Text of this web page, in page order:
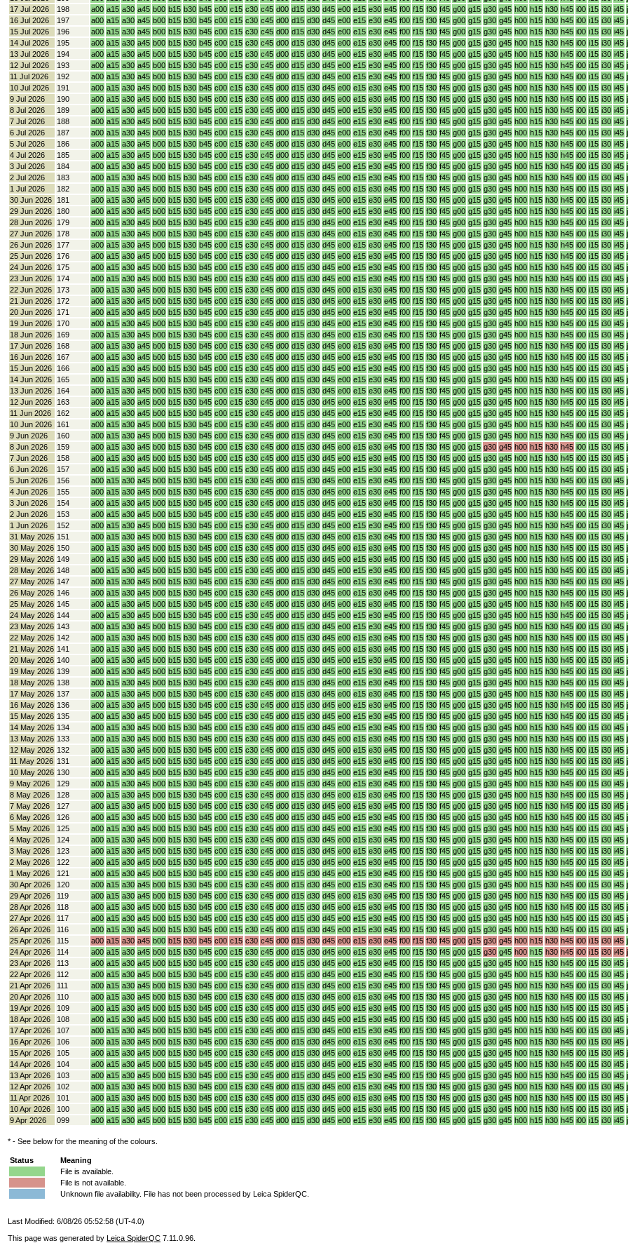
17 Jul 2026
198 a00 a15 a30 a45 b00 b15 b30 b45 c00 c15 c30 c45 d00 d15 d30 d45 e00 e15 e30 e45 f00 f15 f30 f45 g00 g15 g30 g45 h00 h15 h30 h45 i00 i15 i30 i45
16 Jul 2026
197 a00 a15 a30 a45 b00 b15 b30 b45 c00 c15 c30 c45 d00 d15 d30 d45 e00 e15 e30 e45 f00 f15 f30 f45 g00 g15 g30 g45 h00 h15 h30 h45 i00 i15 i30 i45
15 Jul 2026
196 a00 a15 a30 a45 b00 b15 b30 b45 c00 c15 c30 c45 d00 d15 d30 d45 e00 e15 e30 e45 f00 f15 f30 f45 g00 g15 g30 g45 h00 h15 h30 h45 i00 i15 i30 i45
14 Jul 2026
195 a00 a15 a30 a45 b00 b15 b30 b45 c00 c15 c30 c45 d00 d15 d30 d45 e00 e15 e30 e45 f00 f15 f30 f45 g00 g15 g30 g45 h00 h15 h30 h45 i00 i15 i30 i45
13 Jul 2026
194 a00 a15 a30 a45 b00 b15 b30 b45 c00 c15 c30 c45 d00 d15 d30 d45 e00 e15 e30 e45 f00 f15 f30 f45 g00 g15 g30 g45 h00 h15 h30 h45 i00 i15 i30 i45
12 Jul 2026
193 a00 a15 a30 a45 b00 b15 b30 b45 c00 c15 c30 c45 d00 d15 d30 d45 e00 e15 e30 e45 f00 f15 f30 f45 g00 g15 g30 g45 h00 h15 h30 h45 i00 i15 i30 i45
11 Jul 2026
192 a00 a15 a30 a45 b00 b15 b30 b45 c00 c15 c30 c45 d00 d15 d30 d45 e00 e15 e30 e45 f00 f15 f30 f45 g00 g15 g30 g45 h00 h15 h30 h45 i00 i15 i30 i45
10 Jul 2026
191 a00 a15 a30 a45 b00 b15 b30 b45 c00 c15 c30 c45 d00 d15 d30 d45 e00 e15 e30 e45 f00 f15 f30 f45 g00 g15 g30 g45 h00 h15 h30 h45 i00 i15 i30 i45
9 Jul 2026
190 a00 a15 a30 a45 b00 b15 b30 b45 c00 c15 c30 c45 d00 d15 d30 d45 e00 e15 e30 e45 f00 f15 f30 f45 g00 g15 g30 g45 h00 h15 h30 h45 i00 i15 i30 i45
8 Jul 2026
189 a00 a15 a30 a45 b00 b15 b30 b45 c00 c15 c30 c45 d00 d15 d30 d45 e00 e15 e30 e45 f00 f15 f30 f45 g00 g15 g30 g45 h00 h15 h30 h45 i00 i15 i30 i45
7 Jul 2026
188 a00 a15 a30 a45 b00 b15 b30 b45 c00 c15 c30 c45 d00 d15 d30 d45 e00 e15 e30 e45 f00 f15 f30 f45 g00 g15 g30 g45 h00 h15 h30 h45 i00 i15 i30 i45
6 Jul 2026
187 a00 a15 a30 a45 b00 b15 b30 b45 c00 c15 c30 c45 d00 d15 d30 d45 e00 e15 e30 e45 f00 f15 f30 f45 g00 g15 g30 g45 h00 h15 h30 h45 i00 i15 i30 i45
5 Jul 2026
186 a00 a15 a30 a45 b00 b15 b30 b45 c00 c15 c30 c45 d00 d15 d30 d45 e00 e15 e30 e45 f00 f15 f30 f45 g00 g15 g30 g45 h00 h15 h30 h45 i00 i15 i30 i45
4 Jul 2026
185 a00 a15 a30 a45 b00 b15 b30 b45 c00 c15 c30 c45 d00 d15 d30 d45 e00 e15 e30 e45 f00 f15 f30 f45 g00 g15 g30 g45 h00 h15 h30 h45 i00 i15 i30 i45
3 Jul 2026
184 a00 a15 a30 a45 b00 b15 b30 b45 c00 c15 c30 c45 d00 d15 d30 d45 e00 e15 e30 e45 f00 f15 f30 f45 g00 g15 g30 g45 h00 h15 h30 h45 i00 i15 i30 i45
2 Jul 2026
183 a00 a15 a30 a45 b00 b15 b30 b45 c00 c15 c30 c45 d00 d15 d30 d45 e00 e15 e30 e45 f00 f15 f30 f45 g00 g15 g30 g45 h00 h15 h30 h45 i00 i15 i30 i45
1 Jul 2026
182 a00 a15 a30 a45 b00 b15 b30 b45 c00 c15 c30 c45 d00 d15 d30 d45 e00 e15 e30 e45 f00 f15 f30 f45 g00 g15 g30 g45 h00 h15 h30 h45 i00 i15 i30 i45
30 Jun 2026
181 a00 a15 a30 a45 b00 b15 b30 b45 c00 c15 c30 c45 d00 d15 d30 d45 e00 e15 e30 e45 f00 f15 f30 f45 g00 g15 g30 g45 h00 h15 h30 h45 i00 i15 i30 i45
29 Jun 2026
180 a00 a15 a30 a45 b00 b15 b30 b45 c00 c15 c30 c45 d00 d15 d30 d45 e00 e15 e30 e45 f00 f15 f30 f45 g00 g15 g30 g45 h00 h15 h30 h45 i00 i15 i30 i45
28 Jun 2026
179 a00 a15 a30 a45 b00 b15 b30 b45 c00 c15 c30 c45 d00 d15 d30 d45 e00 e15 e30 e45 f00 f15 f30 f45 g00 g15 g30 g45 h00 h15 h30 h45 i00 i15 i30 i45
27 Jun 2026
178 a00 a15 a30 a45 b00 b15 b30 b45 c00 c15 c30 c45 d00 d15 d30 d45 e00 e15 e30 e45 f00 f15 f30 f45 g00 g15 g30 g45 h00 h15 h30 h45 i00 i15 i30 i45
26 Jun 2026
177 a00 a15 a30 a45 b00 b15 b30 b45 c00 c15 c30 c45 d00 d15 d30 d45 e00 e15 e30 e45 f00 f15 f30 f45 g00 g15 g30 g45 h00 h15 h30 h45 i00 i15 i30 i45
25 Jun 2026
176 a00 a15 a30 a45 b00 b15 b30 b45 c00 c15 c30 c45 d00 d15 d30 d45 e00 e15 e30 e45 f00 f15 f30 f45 g00 g15 g30 g45 h00 h15 h30 h45 i00 i15 i30 i45
24 Jun 2026
175 a00 a15 a30 a45 b00 b15 b30 b45 c00 c15 c30 c45 d00 d15 d30 d45 e00 e15 e30 e45 f00 f15 f30 f45 g00 g15 g30 g45 h00 h15 h30 h45 i00 i15 i30 i45
23 Jun 2026
174 a00 a15 a30 a45 b00 b15 b30 b45 c00 c15 c30 c45 d00 d15 d30 d45 e00 e15 e30 e45 f00 f15 f30 f45 g00 g15 g30 g45 h00 h15 h30 h45 i00 i15 i30 i45
22 Jun 2026
173 a00 a15 a30 a45 b00 b15 b30 b45 c00 c15 c30 c45 d00 d15 d30 d45 e00 e15 e30 e45 f00 f15 f30 f45 g00 g15 g30 g45 h00 h15 h30 h45 i00 i15 i30 i45
21 Jun 2026
172 a00 a15 a30 a45 b00 b15 b30 b45 c00 c15 c30 c45 d00 d15 d30 d45 e00 e15 e30 e45 f00 f15 f30 f45 g00 g15 g30 g45 h00 h15 h30 h45 i00 i15 i30 i45
20 Jun 2026
171 a00 a15 a30 a45 b00 b15 b30 b45 c00 c15 c30 c45 d00 d15 d30 d45 e00 e15 e30 e45 f00 f15 f30 f45 g00 g15 g30 g45 h00 h15 h30 h45 i00 i15 i30 i45
19 Jun 2026
170 a00 a15 a30 a45 b00 b15 b30 b45 c00 c15 c30 c45 d00 d15 d30 d45 e00 e15 e30 e45 f00 f15 f30 f45 g00 g15 g30 g45 h00 h15 h30 h45 i00 i15 i30 i45
18 Jun 2026
169 a00 a15 a30 a45 b00 b15 b30 b45 c00 c15 c30 c45 d00 d15 d30 d45 e00 e15 e30 e45 f00 f15 f30 f45 g00 g15 g30 g45 h00 h15 h30 h45 i00 i15 i30 i45
17 Jun 2026
168 a00 a15 a30 a45 b00 b15 b30 b45 c00 c15 c30 c45 d00 d15 d30 d45 e00 e15 e30 e45 f00 f15 f30 f45 g00 g15 g30 g45 h00 h15 h30 h45 i00 i15 i30 i45
16 Jun 2026
167 a00 a15 a30 a45 b00 b15 b30 b45 c00 c15 c30 c45 d00 d15 d30 d45 e00 e15 e30 e45 f00 f15 f30 f45 g00 g15 g30 g45 h00 h15 h30 h45 i00 i15 i30 i45
15 Jun 2026
166 a00 a15 a30 a45 b00 b15 b30 b45 c00 c15 c30 c45 d00 d15 d30 d45 e00 e15 e30 e45 f00 f15 f30 f45 g00 g15 g30 g45 h00 h15 h30 h45 i00 i15 i30 i45
14 Jun 2026
165 a00 a15 a30 a45 b00 b15 b30 b45 c00 c15 c30 c45 d00 d15 d30 d45 e00 e15 e30 e45 f00 f15 f30 f45 g00 g15 g30 g45 h00 h15 h30 h45 i00 i15 i30 i45
13 Jun 2026
164 a00 a15 a30 a45 b00 b15 b30 b45 c00 c15 c30 c45 d00 d15 d30 d45 e00 e15 e30 e45 f00 f15 f30 f45 g00 g15 g30 g45 h00 h15 h30 h45 i00 i15 i30 i45
12 Jun 2026
163 a00 a15 a30 a45 b00 b15 b30 b45 c00 c15 c30 c45 d00 d15 d30 d45 e00 e15 e30 e45 f00 f15 f30 f45 g00 g15 g30 g45 h00 h15 h30 h45 i00 i15 i30 i45
11 Jun 2026
162 a00 a15 a30 a45 b00 b15 b30 b45 c00 c15 c30 c45 d00 d15 d30 d45 e00 e15 e30 e45 f00 f15 f30 f45 g00 g15 g30 g45 h00 h15 h30 h45 i00 i15 i30 i45
10 Jun 2026
161 a00 a15 a30 a45 b00 b15 b30 b45 c00 c15 c30 c45 d00 d15 d30 d45 e00 e15 e30 e45 f00 f15 f30 f45 g00 g15 g30 g45 h00 h15 h30 h45 i00 i15 i30 i45
9 Jun 2026
160 a00 a15 a30 a45 b00 b15 b30 b45 c00 c15 c30 c45 d00 d15 d30 d45 e00 e15 e30 e45 f00 f15 f30 f45 g00 g15 g30 g45 h00 h15 h30 h45 i00 i15 i30 i45
8 Jun 2026
159 a00 a15 a30 a45 b00 b15 b30 b45 c00 c15 c30 c45 d00 d15 d30 d45 e00 e15 e30 e45 f00 f15 f30 f45 g00 g15 g30 g45 h00 h15 h30 h45 i00 i15 i30 i45
7 Jun 2026
158 a00 a15 a30 a45 b00 b15 b30 b45 c00 c15 c30 c45 d00 d15 d30 d45 e00 e15 e30 e45 f00 f15 f30 f45 g00 g15 g30 g45 h00 h15 h30 h45 i00 i15 i30 i45
6 Jun 2026
157 a00 a15 a30 a45 b00 b15 b30 b45 c00 c15 c30 c45 d00 d15 d30 d45 e00 e15 e30 e45 f00 f15 f30 f45 g00 g15 g30 g45 h00 h15 h30 h45 i00 i15 i30 i45
5 Jun 2026
156 a00 a15 a30 a45 b00 b15 b30 b45 c00 c15 c30 c45 d00 d15 d30 d45 e00 e15 e30 e45 f00 f15 f30 f45 g00 g15 g30 g45 h00 h15 h30 h45 i00 i15 i30 i45
4 Jun 2026
155 a00 a15 a30 a45 b00 b15 b30 b45 c00 c15 c30 c45 d00 d15 d30 d45 e00 e15 e30 e45 f00 f15 f30 f45 g00 g15 g30 g45 h00 h15 h30 h45 i00 i15 i30 i45
3 Jun 2026
154 a00 a15 a30 a45 b00 b15 b30 b45 c00 c15 c30 c45 d00 d15 d30 d45 e00 e15 e30 e45 f00 f15 f30 f45 g00 g15 g30 g45 h00 h15 h30 h45 i00 i15 i30 i45
2 Jun 2026
153 a00 a15 a30 a45 b00 b15 b30 b45 c00 c15 c30 c45 d00 d15 d30 d45 e00 e15 e30 e45 f00 f15 f30 f45 g00 g15 g30 g45 h00 h15 h30 h45 i00 i15 i30 i45
1 Jun 2026
152 a00 a15 a30 a45 b00 b15 b30 b45 c00 c15 c30 c45 d00 d15 d30 d45 e00 e15 e30 e45 f00 f15 f30 f45 g00 g15 g30 g45 h00 h15 h30 h45 i00 i15 i30 i45
31 May 2026 151 a00 a15 a30 a45 b00 b15 b30 b45 c00 c15 c30 c45 d00 d15 d30 d45 e00 e15 e30 e45 f00 f15 f30 f45 g00 g15 g30 g45 h00 h15 h30 h45 i00 i15 i30 i45
30 May 2026 150 a00 a15 a30 a45 b00 b15 b30 b45 c00 c15 c30 c45 d00 d15 d30 d45 e00 e15 e30 e45 f00 f15 f30 f45 g00 g15 g30 g45 h00 h15 h30 h45 i00 i15 i30 i45
29 May 2026 149 a00 a15 a30 a45 b00 b15 b30 b45 c00 c15 c30 c45 d00 d15 d30 d45 e00 e15 e30 e45 f00 f15 f30 f45 g00 g15 g30 g45 h00 h15 h30 h45 i00 i15 i30 i45
28 May 2026 148 a00 a15 a30 a45 b00 b15 b30 b45 c00 c15 c30 c45 d00 d15 d30 d45 e00 e15 e30 e45 f00 f15 f30 f45 g00 g15 g30 g45 h00 h15 h30 h45 i00 i15 i30 i45
27 May 2026 147 a00 a15 a30 a45 b00 b15 b30 b45 c00 c15 c30 c45 d00 d15 d30 d45 e00 e15 e30 e45 f00 f15 f30 f45 g00 g15 g30 g45 h00 h15 h30 h45 i00 i15 i30 i45
26 May 2026 146 a00 a15 a30 a45 b00 b15 b30 b45 c00 c15 c30 c45 d00 d15 d30 d45 e00 e15 e30 e45 f00 f15 f30 f45 g00 g15 g30 g45 h00 h15 h30 h45 i00 i15 i30 i45
25 May 2026 145 a00 a15 a30 a45 b00 b15 b30 b45 c00 c15 c30 c45 d00 d15 d30 d45 e00 e15 e30 e45 f00 f15 f30 f45 g00 g15 g30 g45 h00 h15 h30 h45 i00 i15 i30 i45
24 May 2026 144 a00 a15 a30 a45 b00 b15 b30 b45 c00 c15 c30 c45 d00 d15 d30 d45 e00 e15 e30 e45 f00 f15 f30 f45 g00 g15 g30 g45 h00 h15 h30 h45 i00 i15 i30 i45
23 May 2026 143 a00 a15 a30 a45 b00 b15 b30 b45 c00 c15 c30 c45 d00 d15 d30 d45 e00 e15 e30 e45 f00 f15 f30 f45 g00 g15 g30 g45 h00 h15 h30 h45 i00 i15 i30 i45
22 May 2026 142 a00 a15 a30 a45 b00 b15 b30 b45 c00 c15 c30 c45 d00 d15 d30 d45 e00 e15 e30 e45 f00 f15 f30 f45 g00 g15 g30 g45 h00 h15 h30 h45 i00 i15 i30 i45
21 May 2026 141 a00 a15 a30 a45 b00 b15 b30 b45 c00 c15 c30 c45 d00 d15 d30 d45 e00 e15 e30 e45 f00 f15 f30 f45 g00 g15 g30 g45 h00 h15 h30 h45 i00 i15 i30 i45
20 May 2026 140 a00 a15 a30 a45 b00 b15 b30 b45 c00 c15 c30 c45 d00 d15 d30 d45 e00 e15 e30 e45 f00 f15 f30 f45 g00 g15 g30 g45 h00 h15 h30 h45 i00 i15 i30 i45
19 May 2026 139 a00 a15 a30 a45 b00 b15 b30 b45 c00 c15 c30 c45 d00 d15 d30 d45 e00 e15 e30 e45 f00 f15 f30 f45 g00 g15 g30 g45 h00 h15 h30 h45 i00 i15 i30 i45
18 May 2026 138 a00 a15 a30 a45 b00 b15 b30 b45 c00 c15 c30 c45 d00 d15 d30 d45 e00 e15 e30 e45 f00 f15 f30 f45 g00 g15 g30 g45 h00 h15 h30 h45 i00 i15 i30 i45
17 May 2026 137 a00 a15 a30 a45 b00 b15 b30 b45 c00 c15 c30 c45 d00 d15 d30 d45 e00 e15 e30 e45 f00 f15 f30 f45 g00 g15 g30 g45 h00 h15 h30 h45 i00 i15 i30 i45
16 May 2026 136 a00 a15 a30 a45 b00 b15 b30 b45 c00 c15 c30 c45 d00 d15 d30 d45 e00 e15 e30 e45 f00 f15 f30 f45 g00 g15 g30 g45 h00 h15 h30 h45 i00 i15 i30 i45
15 May 2026 135 a00 a15 a30 a45 b00 b15 b30 b45 c00 c15 c30 c45 d00 d15 d30 d45 e00 e15 e30 e45 f00 f15 f30 f45 g00 g15 g30 g45 h00 h15 h30 h45 i00 i15 i30 i45
14 May 2026 134 a00 a15 a30 a45 b00 b15 b30 b45 c00 c15 c30 c45 d00 d15 d30 d45 e00 e15 e30 e45 f00 f15 f30 f45 g00 g15 g30 g45 h00 h15 h30 h45 i00 i15 i30 i45
13 May 2026 133 a00 a15 a30 a45 b00 b15 b30 b45 c00 c15 c30 c45 d00 d15 d30 d45 e00 e15 e30 e45 f00 f15 f30 f45 g00 g15 g30 g45 h00 h15 h30 h45 i00 i15 i30 i45
12 May 2026 132 a00 a15 a30 a45 b00 b15 b30 b45 c00 c15 c30 c45 d00 d15 d30 d45 e00 e15 e30 e45 f00 f15 f30 f45 g00 g15 g30 g45 h00 h15 h30 h45 i00 i15 i30 i45
11 May 2026 131 a00 a15 a30 a45 b00 b15 b30 b45 c00 c15 c30 c45 d00 d15 d30 d45 e00 e15 e30 e45 f00 f15 f30 f45 g00 g15 g30 g45 h00 h15 h30 h45 i00 i15 i30 i45
10 May 2026 130 a00 a15 a30 a45 b00 b15 b30 b45 c00 c15 c30 c45 d00 d15 d30 d45 e00 e15 e30 e45 f00 f15 f30 f45 g00 g15 g30 g45 h00 h15 h30 h45 i00 i15 i30 i45
9 May 2026
129 a00 a15 a30 a45 b00 b15 b30 b45 c00 c15 c30 c45 d00 d15 d30 d45 e00 e15 e30 e45 f00 f15 f30 f45 g00 g15 g30 g45 h00 h15 h30 h45 i00 i15 i30 i45
8 May 2026
128 a00 a15 a30 a45 b00 b15 b30 b45 c00 c15 c30 c45 d00 d15 d30 d45 e00 e15 e30 e45 f00 f15 f30 f45 g00 g15 g30 g45 h00 h15 h30 h45 i00 i15 i30 i45
7 May 2026
127 a00 a15 a30 a45 b00 b15 b30 b45 c00 c15 c30 c45 d00 d15 d30 d45 e00 e15 e30 e45 f00 f15 f30 f45 g00 g15 g30 g45 h00 h15 h30 h45 i00 i15 i30 i45
6 May 2026
126 a00 a15 a30 a45 b00 b15 b30 b45 c00 c15 c30 c45 d00 d15 d30 d45 e00 e15 e30 e45 f00 f15 f30 f45 g00 g15 g30 g45 h00 h15 h30 h45 i00 i15 i30 i45
5 May 2026
125 a00 a15 a30 a45 b00 b15 b30 b45 c00 c15 c30 c45 d00 d15 d30 d45 e00 e15 e30 e45 f00 f15 f30 f45 g00 g15 g30 g45 h00 h15 h30 h45 i00 i15 i30 i45
4 May 2026
124 a00 a15 a30 a45 b00 b15 b30 b45 c00 c15 c30 c45 d00 d15 d30 d45 e00 e15 e30 e45 f00 f15 f30 f45 g00 g15 g30 g45 h00 h15 h30 h45 i00 i15 i30 i45
3 May 2026
123 a00 a15 a30 a45 b00 b15 b30 b45 c00 c15 c30 c45 d00 d15 d30 d45 e00 e15 e30 e45 f00 f15 f30 f45 g00 g15 g30 g45 h00 h15 h30 h45 i00 i15 i30 i45
2 May 2026
122 a00 a15 a30 a45 b00 b15 b30 b45 c00 c15 c30 c45 d00 d15 d30 d45 e00 e15 e30 e45 f00 f15 f30 f45 g00 g15 g30 g45 h00 h15 h30 h45 i00 i15 i30 i45
1 May 2026
121 a00 a15 a30 a45 b00 b15 b30 b45 c00 c15 c30 c45 d00 d15 d30 d45 e00 e15 e30 e45 f00 f15 f30 f45 g00 g15 g30 g45 h00 h15 h30 h45 i00 i15 i30 i45
30 Apr 2026
120 a00 a15 a30 a45 b00 b15 b30 b45 c00 c15 c30 c45 d00 d15 d30 d45 e00 e15 e30 e45 f00 f15 f30 f45 g00 g15 g30 g45 h00 h15 h30 h45 i00 i15 i30 i45
29 Apr 2026
119 a00 a15 a30 a45 b00 b15 b30 b45 c00 c15 c30 c45 d00 d15 d30 d45 e00 e15 e30 e45 f00 f15 f30 f45 g00 g15 g30 g45 h00 h15 h30 h45 i00 i15 i30 i45
28 Apr 2026
118 a00 a15 a30 a45 b00 b15 b30 b45 c00 c15 c30 c45 d00 d15 d30 d45 e00 e15 e30 e45 f00 f15 f30 f45 g00 g15 g30 g45 h00 h15 h30 h45 i00 i15 i30 i45
27 Apr 2026
117 a00 a15 a30 a45 b00 b15 b30 b45 c00 c15 c30 c45 d00 d15 d30 d45 e00 e15 e30 e45 f00 f15 f30 f45 g00 g15 g30 g45 h00 h15 h30 h45 i00 i15 i30 i45
26 Apr 2026
116 a00 a15 a30 a45 b00 b15 b30 b45 c00 c15 c30 c45 d00 d15 d30 d45 e00 e15 e30 e45 f00 f15 f30 f45 g00 g15 g30 g45 h00 h15 h30 h45 i00 i15 i30 i45
25 Apr 2026
115 a00 a15 a30 a45 b00 b15 b30 b45 c00 c15 c30 c45 d00 d15 d30 d45 e00 e15 e30 e45 f00 f15 f30 f45 g00 g15 g30 g45 h00 h15 h30 h45 i00 i15 i30 i45
24 Apr 2026
114 a00 a15 a30 a45 b00 b15 b30 b45 c00 c15 c30 c45 d00 d15 d30 d45 e00 e15 e30 e45 f00 f15 f30 f45 g00 g15 g30 g45 h00 h15 h30 h45 i00 i15 i30 i45
23 Apr 2026
113 a00 a15 a30 a45 b00 b15 b30 b45 c00 c15 c30 c45 d00 d15 d30 d45 e00 e15 e30 e45 f00 f15 f30 f45 g00 g15 g30 g45 h00 h15 h30 h45 i00 i15 i30 i45
22 Apr 2026
112 a00 a15 a30 a45 b00 b15 b30 b45 c00 c15 c30 c45 d00 d15 d30 d45 e00 e15 e30 e45 f00 f15 f30 f45 g00 g15 g30 g45 h00 h15 h30 h45 i00 i15 i30 i45
21 Apr 2026
111 a00 a15 a30 a45 b00 b15 b30 b45 c00 c15 c30 c45 d00 d15 d30 d45 e00 e15 e30 e45 f00 f15 f30 f45 g00 g15 g30 g45 h00 h15 h30 h45 i00 i15 i30 i45
20 Apr 2026
110 a00 a15 a30 a45 b00 b15 b30 b45 c00 c15 c30 c45 d00 d15 d30 d45 e00 e15 e30 e45 f00 f15 f30 f45 g00 g15 g30 g45 h00 h15 h30 h45 i00 i15 i30 i45
19 Apr 2026
109 a00 a15 a30 a45 b00 b15 b30 b45 c00 c15 c30 c45 d00 d15 d30 d45 e00 e15 e30 e45 f00 f15 f30 f45 g00 g15 g30 g45 h00 h15 h30 h45 i00 i15 i30 i45
18 Apr 2026
108 a00 a15 a30 a45 b00 b15 b30 b45 c00 c15 c30 c45 d00 d15 d30 d45 e00 e15 e30 e45 f00 f15 f30 f45 g00 g15 g30 g45 h00 h15 h30 h45 i00 i15 i30 i45
17 Apr 2026
107 a00 a15 a30 a45 b00 b15 b30 b45 c00 c15 c30 c45 d00 d15 d30 d45 e00 e15 e30 e45 f00 f15 f30 f45 g00 g15 g30 g45 h00 h15 h30 h45 i00 i15 i30 i45
16 Apr 2026
106 a00 a15 a30 a45 b00 b15 b30 b45 c00 c15 c30 c45 d00 d15 d30 d45 e00 e15 e30 e45 f00 f15 f30 f45 g00 g15 g30 g45 h00 h15 h30 h45 i00 i15 i30 i45
15 Apr 2026
105 a00 a15 a30 a45 b00 b15 b30 b45 c00 c15 c30 c45 d00 d15 d30 d45 e00 e15 e30 e45 f00 f15 f30 f45 g00 g15 g30 g45 h00 h15 h30 h45 i00 i15 i30 i45
14 Apr 2026
104 a00 a15 a30 a45 b00 b15 b30 b45 c00 c15 c30 c45 d00 d15 d30 d45 e00 e15 e30 e45 f00 f15 f30 f45 g00 g15 g30 g45 h00 h15 h30 h45 i00 i15 i30 i45
13 Apr 2026
103 a00 a15 a30 a45 b00 b15 b30 b45 c00 c15 c30 c45 d00 d15 d30 d45 e00 e15 e30 e45 f00 f15 f30 f45 g00 g15 g30 g45 h00 h15 h30 h45 i00 i15 i30 i45
12 Apr 2026
102 a00 a15 a30 a45 b00 b15 b30 b45 c00 c15 c30 c45 d00 d15 d30 d45 e00 e15 e30 e45 f00 f15 f30 f45 g00 g15 g30 g45 h00 h15 h30 h45 i00 i15 i30 i45
11 Apr 2026
101 a00 a15 a30 a45 b00 b15 b30 b45 c00 c15 c30 c45 d00 d15 d30 d45 e00 e15 e30 e45 f00 f15 f30 f45 g00 g15 g30 g45 h00 h15 h30 h45 i00 i15 i30 i45
10 Apr 2026
100 a00 a15 a30 a45 b00 b15 b30 b45 c00 c15 c30 c45 d00 d15 d30 d45 e00 e15 e30 e45 f00 f15 f30 f45 g00 g15 g30 g45 h00 h15 h30 h45 i00 i15 i30 i45
9 Apr 2026
099 a00 a15 a30 a45 b00 b15 b30 b45 c00 c15 c30 c45 d00 d15 d30 d45 e00 e15 e30 e45 f00 f15 f30 f45 g00 g15 g30 g45 h00 h15 h30 h45 i00 i15 i30 i45
* - See below for the meaning of the colours.
Status
Meaning
File is available.
File is not available.
Unknown file availability. File has not been processed by Leica SpiderQC.
Last Modified: 6/08/26 05:52:58 (UT-4.0)
This page was generated by Leica SpiderQC 7.11.0.96.